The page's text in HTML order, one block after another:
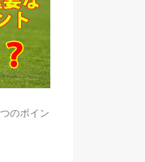
のポイン